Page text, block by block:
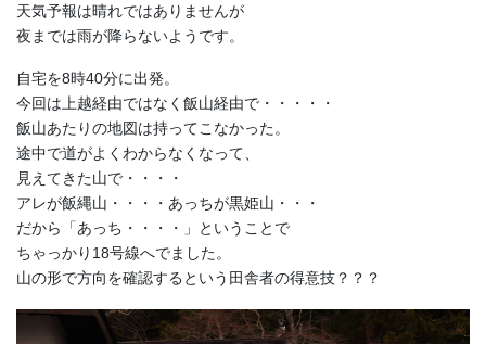
天気予報は晴れではありませんが
夜までは雨が降らないようです。
自宅を8時40分に出発。
今回は上越経由ではなく飯山経由で・・・・・
飯山あたりの地図は持ってこなかった。
途中で道がよくわからなくなって、
見えてきた山で・・・・
アレが飯縄山・・・・あっちが黒姫山・・・
だから「あっち・・・・」ということで
ちゃっかり18号線へでました。
山の形で方向を確認するという田舎者の得意技？？？